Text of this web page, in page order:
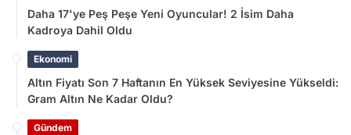
Daha 17'ye Peş Peşe Yeni Oyuncular! 2 İsim Daha
Kadroya Dahil Oldu
Ekonomi
Altın Fiyatı Son 7 Haftanın En Yüksek Seviyesine Yükseldi:
Gram Altın Ne Kadar Oldu?
Gündem